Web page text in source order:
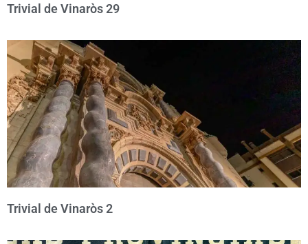
Trivial de Vinaròs 29
Trivial de Vinaròs 2